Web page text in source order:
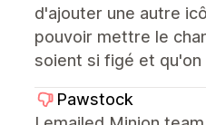
d'ajouter une autre
pouvoir mettre le
soient si figé et
Pawstock